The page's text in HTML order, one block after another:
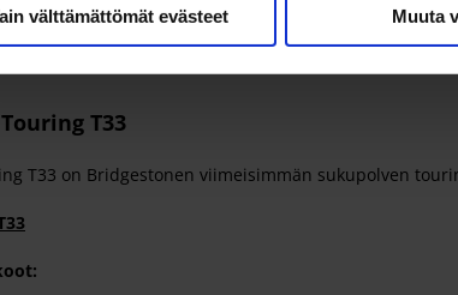
välttämättömät evästeet Muuta
T33
T33 on Bridgestonen viimeisimmän sukupolven